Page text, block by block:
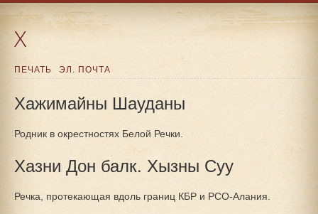
Х
ПЕЧАТЬ ЭЛ. ПОЧТА
Хажимайны Шауданы
Родник в окрестностях Белой Речки.
Хазни Дон балк. Хызны Суу
Речка, протекающая вдоль границ КБР и РСО-Алания.